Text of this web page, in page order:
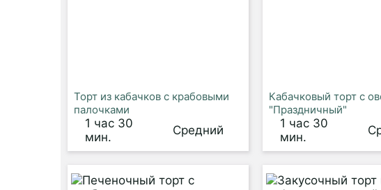
Торт из кабачков с крабовыми
палочками
1 час 30
мин.
Средний
Кабачковый торт с
"Праздничный"
1 час 30
мин.